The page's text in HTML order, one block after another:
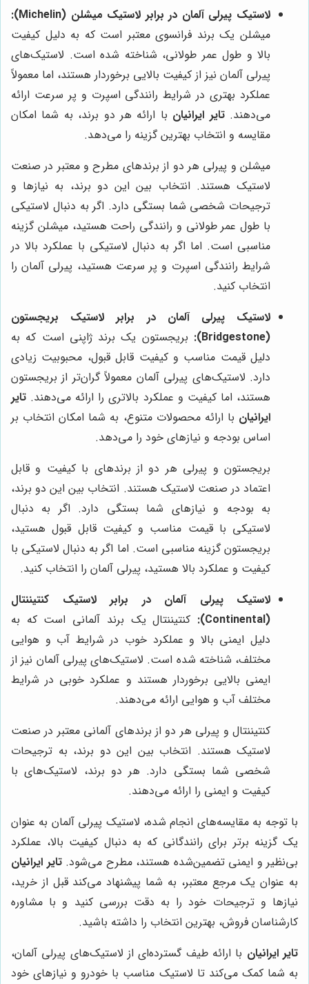
لاستیک پیرلی آلمان در برابر لاستیک میشلن (Michelin):
میشلن یک برند فرانسوی معتبر است که به دلیل کیفیت
بالا و طول عمر طولانی، شناخته شده است. لاستیک‌های
پیرلی آلمان نیز از کیفیت بالایی برخوردار هستند، اما معمولاً
عملکرد بهتری در شرایط رانندگی اسپرت و پر سرعت ارائه
می‌دهند.تایر ایرانیان با ارائه هر دو برند، به شما امکان
مقایسه و انتخاب بهترین گزینه را می‌دهد.
میشلن و پیرلی هر دو از برندهای مطرح و معتبر در صنعت
لاستیک هستند. انتخاب بین این دو برند، به نیازها و
ترجیحات شخصی شما بستگی دارد. اگر به دنبال لاستیکی
با طول عمر طولانی و رانندگی راحت هستید، میشلن گزینه
مناسبی است. اما اگر به دنبال لاستیکی با عملکرد بالا در
شرایط رانندگی اسپرت و پر سرعت هستید، پیرلی آلمان را
انتخاب کنید.
لاستیک پیرلی آلمان در برابر لاستیک بریجستون
(Bridgestone):
بریجستون یک برند ژاپنی است که به
دلیل قیمت مناسب و کیفیت قابل قبول، محبوبیت زیادی
دارد. لاستیک‌های پیرلی آلمان معمولاً گران‌تر از بریجستون
هستند، اما کیفیت و عملکرد بالاتری را ارائه می‌دهند. تایر
ایرانیان با ارائه محصولات متنوع، به شما امکان انتخاب بر
اساس بودجه و نیازهای خود را می‌دهد.
بریجستون و پیرلی هر دو از برندهای با کیفیت و قابل
اعتماد در صنعت لاستیک هستند. انتخاب بین این دو برند،
به بودجه و نیازهای شما بستگی دارد. اگر به دنبال
لاستیکی با قیمت مناسب و کیفیت قابل قبول هستید،
بریجستون گزینه مناسبی است. اما اگر به دنبال لاستیکی با
کیفیت و عملکرد بالا هستید، پیرلی آلمان را انتخاب کنید.
لاستیک پیرلی آلمان در برابر لاستیک کنتیننتال
(Continental):
کنتیننتال یک برند آلمانی است که به
دلیل ایمنی بالا و عملکرد خوب در شرایط آب و هوایی
مختلف، شناخته شده است. لاستیک‌های پیرلی آلمان نیز از
ایمنی بالایی برخوردار هستند و عملکرد خوبی در شرایط
مختلف آب و هوایی ارائه می‌دهند.
کنتیننتال و پیرلی هر دو از برندهای آلمانی معتبر در صنعت
لاستیک هستند. انتخاب بین این دو برند، به ترجیحات
شخصی شما بستگی دارد. هر دو برند، لاستیک‌های با
کیفیت و ایمنی را ارائه می‌دهند.
با توجه به مقایسه‌های انجام شده، لاستیک پیرلی آلمان به عنوان
یک گزینه برتر برای رانندگانی که به دنبال کیفیت بالا، عملکرد
بی‌نظیر و ایمنی تضمین‌شده هستند، مطرح می‌شود.تایر ایرانیان
به عنوان یک مرجع معتبر، به شما پیشنهاد می‌کند قبل از خرید،
نیازها و ترجیحات خود را به دقت بررسی کنید و با مشاوره
کارشناسان فروش، بهترین انتخاب را داشته باشید.
تایر ایرانیان با ارائه طیف گسترده‌ای از لاستیک‌های پیرلی آلمان،
به شما کمک می‌کند تا لاستیک مناسب با خودرو و نیازهای خود